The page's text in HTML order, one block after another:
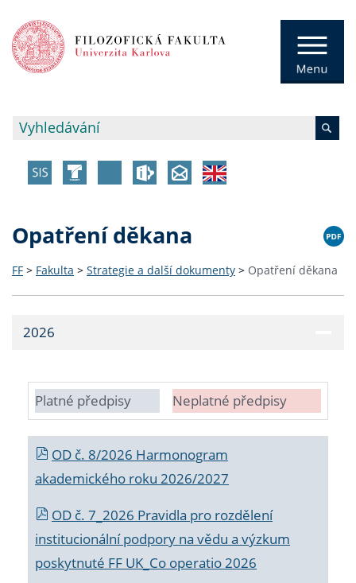
Opatření děkana
FF > Fakulta > Strategie a další dokumenty > Opatření děkana
2026
Platné předpisy Neplatné předpisy
OD č. 8/2026 Harmonogram
akademického roku 2026/2027
OD č. 7_2026 Pravidla pro rozdělení
institucionální podpory na vědu a výzkum
poskytnuté FF UK_Co operatio 2026